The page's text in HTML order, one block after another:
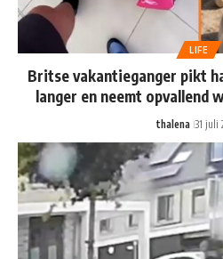
LIFE
Britse vakantieganger pikt
langer en neemt opvallend
thalena 31 juli